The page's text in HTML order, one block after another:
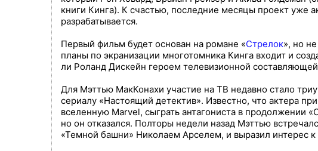
книги Кинга). К счастью, последние месяцы проект уже
разрабатывается.
Первый фильм будет основан на романе «Стрелок», но
планы по экранизации многотомника Кинга входит и
ли Роланд Дискейн героем телевизионной
Для Мэттью МакКонахи участие на ТВ недавно стало
сериалу «Настоящий детектив». Известно, что актера
вселенную Marvel, сыграть антагониста в продолжении
но он отказался. Полторы недели назад Мэттью
«Темной башни» Николаем Арселем, и выразил интерес к